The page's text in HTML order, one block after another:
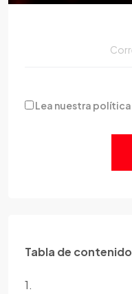
Lea nuestra
Tabla de
1.